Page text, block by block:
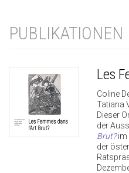
PUBLIKATIONEN
Les
Coline
Tatiana
Dieser
der
Brut?im
der